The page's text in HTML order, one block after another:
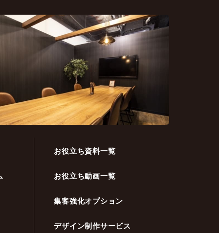
お役立ち資料一覧
お役立ち動画一覧
集客強化オプション
デザイン制作サービス